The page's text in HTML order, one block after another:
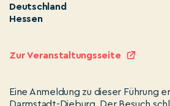
Deutschland
Hessen
Zur Veranstaltungsseite
Eine Anmeldung zu dieser Führung